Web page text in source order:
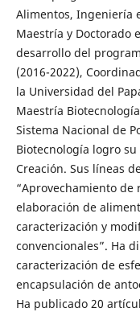
Alimentos, Ingeniería
Maestría y Doctorado
desarrollo del
(2016-2022),
la Universidad del
Maestría
Sistema Nacional de
Biotecnología logro
Creación. Sus líneas
“Aprovechamiento
elaboración de
caracterización y
convencionales”. Ha
caracterización de
encapsulación de
Ha publicado 20